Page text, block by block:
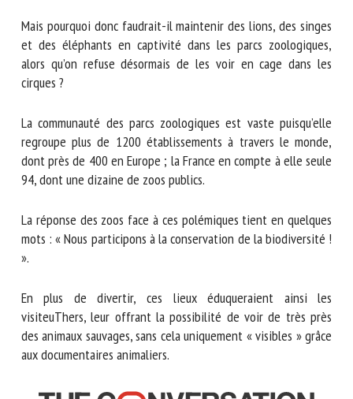
Mais pourquoi donc faudrait-il maintenir des lions, des
singes et des éléphants en captivité dans les parcs
zoologiques, alors qu’on refuse désormais de les voir en
cage dans les cirques ?
La communauté des parcs zoologiques est vaste puisqu’elle
regroupe plus de 1200 établissements à travers le monde,
dont près de 400 en Europe ; la France en compte à elle
seule 94, dont une dizaine de zoos publics.
La réponse des zoos face à ces polémiques tient en
quelques mots : « Nous participons à la conservation de la
biodiversité ! ».
En plus de divertir, ces lieux éduqueraient ainsi les
visiteuThers, leur offrant la possibilité de voir de très près
des animaux sauvages, sans cela uniquement « visibles »
grâce aux documentaires animaliers.
E-mail *
En soumettant ce formulaire, j'accepte que les
informations saisies soient utilisées dans le cadre de la
relation avec le CNR BEA. *